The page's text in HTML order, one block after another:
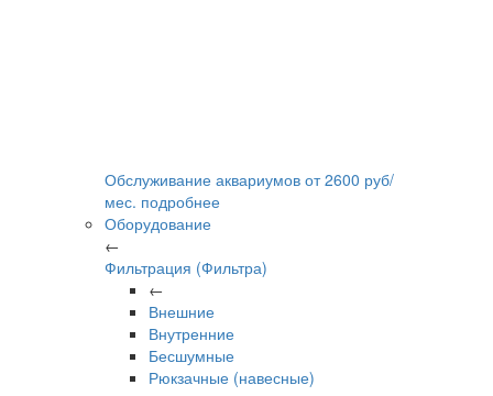
Обслуживание аквариумов от2600 руб/
мес. подробнее
Оборудование
←
Фильтрация (Фильтра)
←
Внешние
Внутренние
Бесшумные
Рюкзачные (навесные)